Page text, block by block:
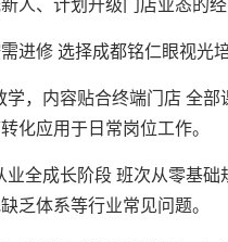
人、计划升级门店业态的
进修 选择成都铭仁眼视光
学，内容贴合终端门店 全
化应用于日常岗位工作。
业全成长阶段 班次从零基
乏体系等行业常见问题。